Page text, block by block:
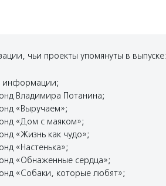
чьи проекты упомянуты в выпуске:
информации;
Владимира Потанина;
«Выручаем»;
«Дом с маяком»;
«Жизнь как чудо»;
«Настенька»;
«Обнаженные сердца»;
«Собаки, которые любят»;